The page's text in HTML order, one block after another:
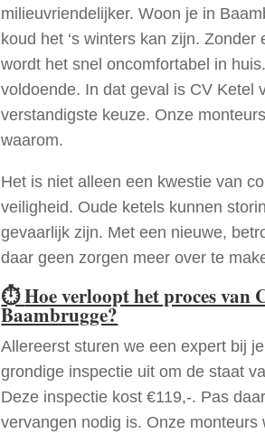
milieuvriendelijker. Woon je in
koud het ‘s winters kan zijn. Zonder
wordt het snel oncomfortabel in
voldoende. In dat geval is CV Ketel
verstandigste keuze. Onze
waarom.
Het is niet alleen een kwestie van
veiligheid. Oude ketels kunnen
gevaarlijk zijn. Met een nieuwe,
daar geen zorgen meer over te
⏱Hoe verloopt het proces van
Baambrugge?
Allereerst sturen we een expert bij
grondige inspectie uit om de staat
Deze inspectie kost €119,-. Pas
vervangen nodig is. Onze monteurs